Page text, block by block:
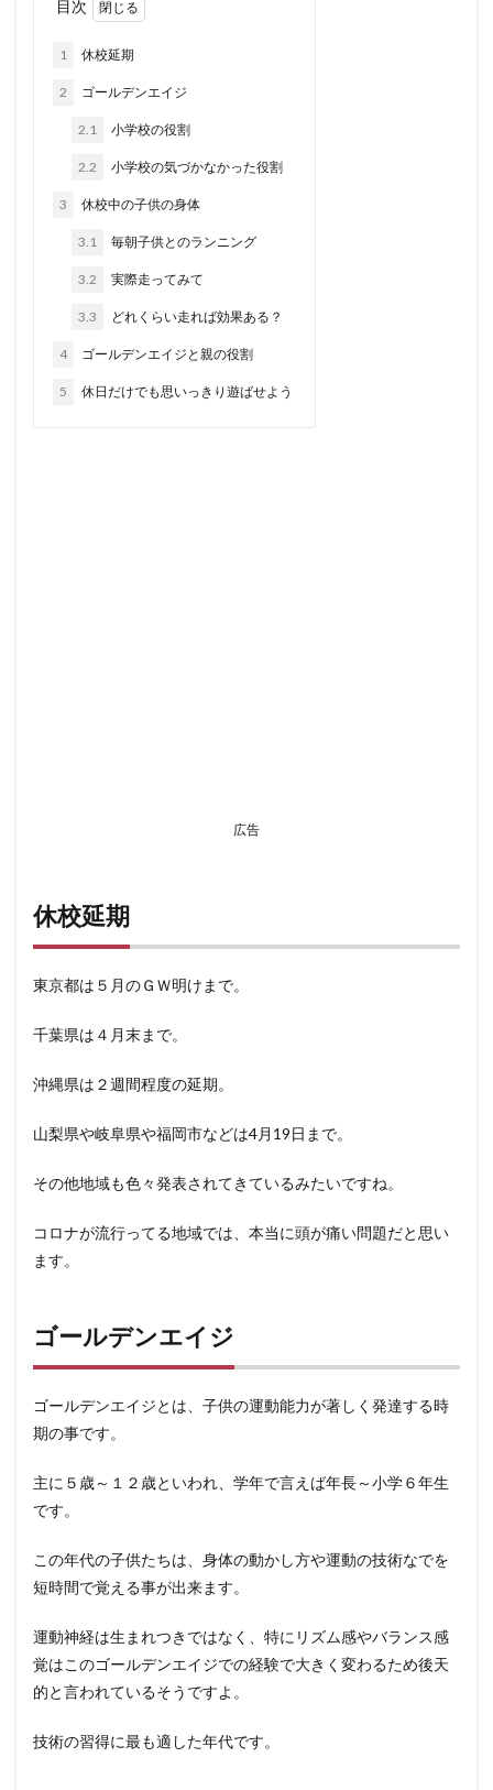
目次
1 休校延期
2 ゴールデンエイジ
2.1 小学校の役割
2.2 小学校の気づかなかった役割
3 休校中の子供の身体
3.1 毎朝子供とのランニング
3.2 実際走ってみて
3.3 どれくらい走れば効果ある？
4 ゴールデンエイジと親の役割
5 休日だけでも思いっきり遊ばせよう
広告
休校延期
東京都は５月のＧＷ明けまで。
千葉県は４月末まで。
沖縄県は２週間程度の延期。
山梨県や岐阜県や福岡市などは4月19日まで。
その他地域も色々発表されてきているみたいですね。
コロナが流行ってる地域では、本当に頭が痛い問題だと思い
ます。
ゴールデンエイジ
ゴールデンエイジとは、子供の運動能力が著しく発達する時
期の事です。
主に５歳～１２歳といわれ、学年で言えば年長～小学６年生
です。
この年代の子供たちは、身体の動かし方や運動の技術なでを
短時間で覚える事が出来ます。
運動神経は生まれつきではなく、特にリズム感やバランス感
覚はこのゴールデンエイジでの経験で大きく変わるため後天
的と言われているそうですよ。
技術の習得に最も適した年代です。